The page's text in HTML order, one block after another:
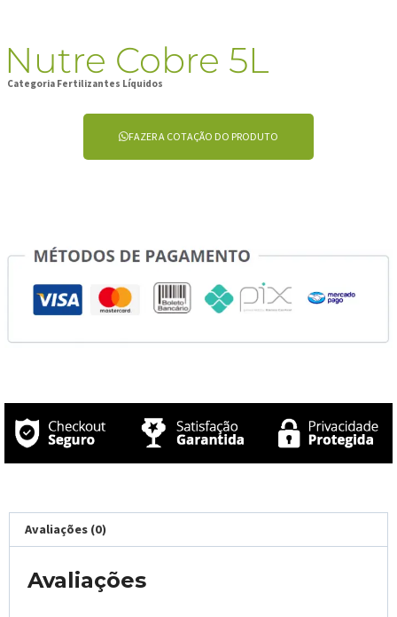
Nutre Cobre 5L
Categoria Fertilizantes Líquidos
FAZER A COTAÇÃO DO PRODUTO
Avaliações (0)
Avaliações